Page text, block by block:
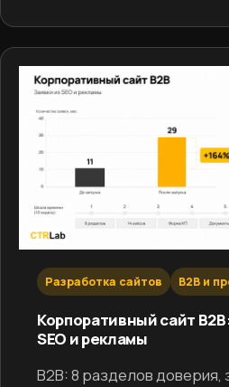
Разработка сайтов B2B и
Корпоративный сайт
SEO и рекламы
B2B: 8 разделов доверия,